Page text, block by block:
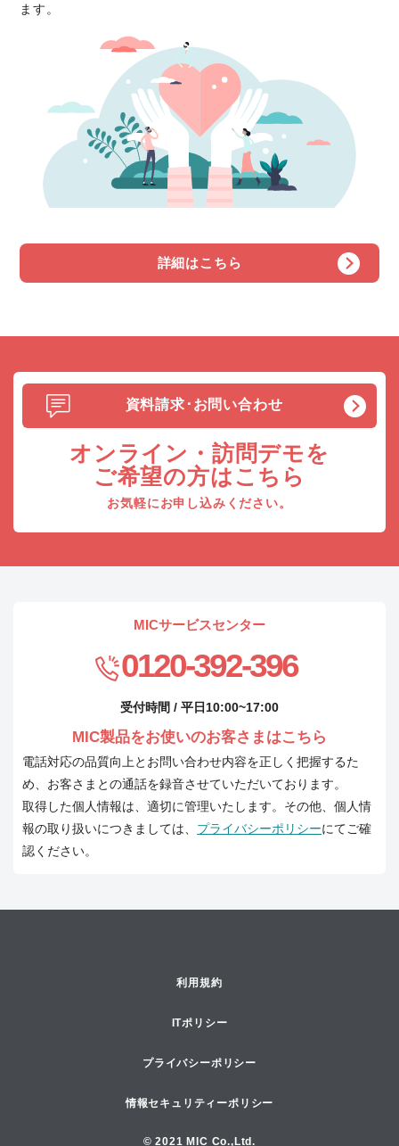
ます。
詳細はこちら
資料請求･お問い合わせ
オンライン・訪問デモを
ご希望の方はこちら
お気軽にお申し込みください。
MICサービスセンター
0120-392-396
受付時間 / 平日10:00~17:00
MIC製品をお使いのお客さまはこちら
電話対応の品質向上とお問い合わせ内容を正しく把握するた
め、お客さまとの通話を録音させていただいております。
取得した個人情報は、適切に管理いたします。その他、個人情
報の取り扱いにつきましては、 プライバシーポリシーにてご確
認ください。
利用規約
ITポリシー
プライバシーポリシー
情報セキュリティーポリシー
© 2021 MIC Co.,Ltd.